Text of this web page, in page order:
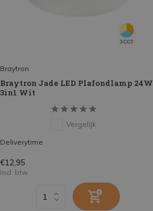
Braytron
Braytron Jade LED Plafondlamp 24W
3in1 Wit
Vergelijk
Deliverytime
€12,95
Incl. btw